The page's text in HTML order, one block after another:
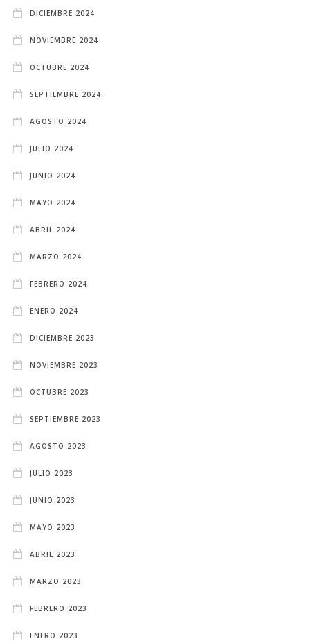
DICIEMBRE 2024
NOVIEMBRE 2024
OCTUBRE 2024
SEPTIEMBRE 2024
AGOSTO 2024
JULIO 2024
JUNIO 2024
MAYO 2024
ABRIL 2024
MARZO 2024
FEBRERO 2024
ENERO 2024
DICIEMBRE 2023
NOVIEMBRE 2023
OCTUBRE 2023
SEPTIEMBRE 2023
AGOSTO 2023
JULIO 2023
JUNIO 2023
MAYO 2023
ABRIL 2023
MARZO 2023
FEBRERO 2023
ENERO 2023